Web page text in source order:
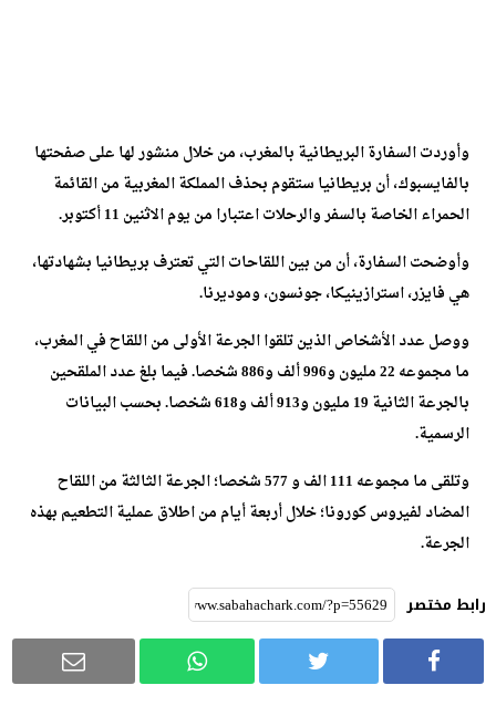
وأوردت السفارة البريطانية بالمغرب، من خلال منشور لها على صفحتها
بالفايسبوك، أن بريطانيا ستقوم بحذف المملكة المغربية من القائمة
الحمراء الخاصة بالسفر والرحلات اعتبارا من يوم الاثنين 11 أكتوبر.
وأوضحت السفارة، أن من بين اللقاحات التي تعترف بريطانيا بشهادتها،
هي فايزر، استرازينيكا، جونسون، وموديرنا.
ووصل عدد الأشخاص الذين تلقوا الجرعة الأولى من اللقاح في المغرب،
ما مجموعه 22 مليون و996 ألف و886 شخصا. فيما بلغ عدد الملقحين
بالجرعة الثانية 19 مليون و913 ألف و618 شخصا. بحسب البيانات
الرسمية.
وتلقى ما مجموعه 111 الف و 577 شخصا؛ الجرعة الثالثة من اللقاح
المضاد لفيروس كورونا؛ خلال أربعة أيام من اطلاق عملية التطعيم بهذه
الجرعة.
رابط مختصر